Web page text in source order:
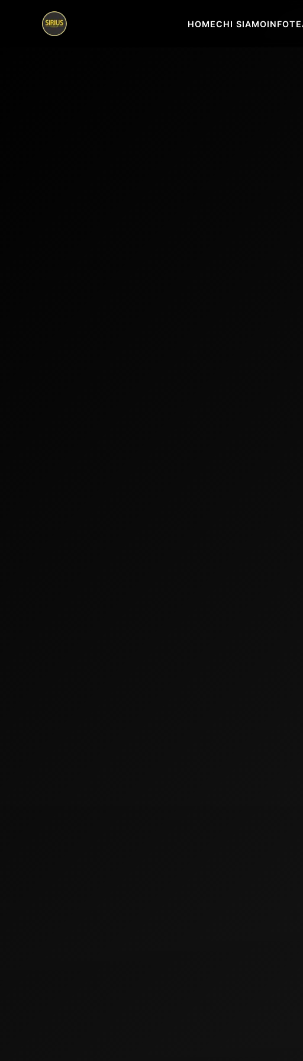
HOMECHI SIAMOINFO